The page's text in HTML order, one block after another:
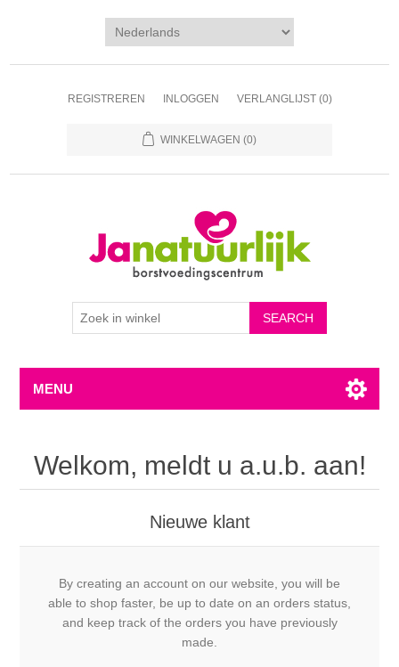
REGISTREREN INLOGGEN VERLANGLIJST (0)
WINKELWAGEN (0)
MENU
Welkom, meldt u a.u.b. aan!
Nieuwe klant
By creating an account on our website, you will be
able to shop faster, be up to date on an orders status,
and keep track of the orders you have previously
made.